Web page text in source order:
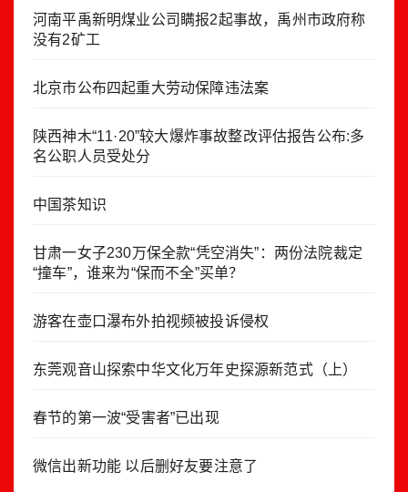
河南平禹新明煤业公司瞒报2起事故，禹州市政府称
没有2矿工
北京市公布四起重大劳动保障违法案
陕西神木“11·20”较大爆炸事故整改评估报告公布:多
名公职人员受处分
中国茶知识
甘肃一女子230万保全款“凭空消失”：两份法院裁定
“撞车”，谁来为“保而不全”买单？
游客在壶口瀑布外拍视频被投诉侵权
东莞观音山探索中华文化万年史探源新范式（上）
春节的第一波“受害者”已出现
微信出新功能 以后删好友要注意了